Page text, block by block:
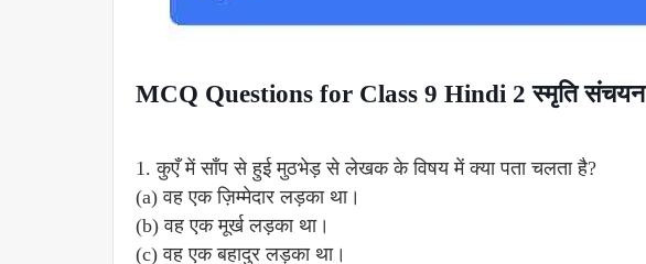
MCQ Questions for Class 9 Hindi 2 स्मृति संचयन
1. कुएँ में साँप से हुई मुठभेड़ से लेखक के विषय में क्या पता चलता है?
(a) वह एक ज़िम्मेदार लड़का था।
(b) वह एक मूर्ख लड़का था।
(c) वह एक बहादुर लड़का था।